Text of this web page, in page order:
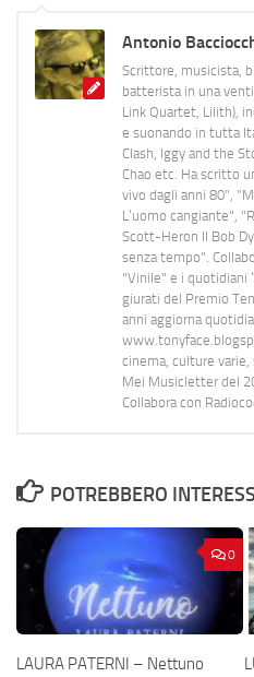
Antonio
Scrittore, musicista,
batterista in una
Link Quartet, Lilith),
e suonando in tutta
Clash, Iggy and the
Chao etc. Ha scritto
vivo dagli anni 80",
L’uomo cangiante",
Scott-Heron Il Bob
senza tempo".
"Vinile" e i quotidiani
giurati del Premio
anni aggiorna
cinema, culture
Mei Musicletter del
Collabora con
POTREBBERO
0
LAURA PATERNI – Nettuno